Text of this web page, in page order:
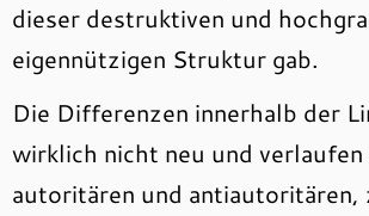
dieser destruktiven und
eigennützigen Struktur gab.
Die Differenzen innerhalb der
wirklich nicht neu und verlaufen
autoritären und antiautoritären,